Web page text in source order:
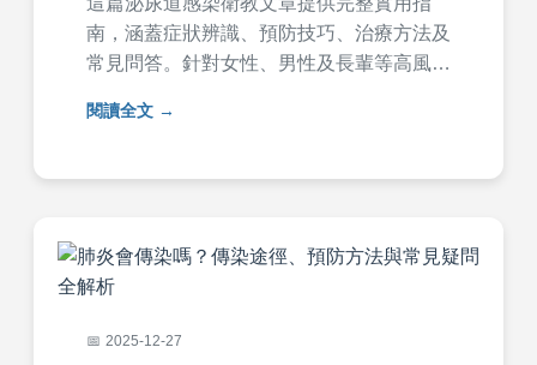
南，涵蓋症狀辨識、預防技巧、治療方法及
常見問答。針對女性、男性及長輩等高風險
離泌尿道感染困擾。內容深入淺出，適合日
閱讀全文
2025-12-27